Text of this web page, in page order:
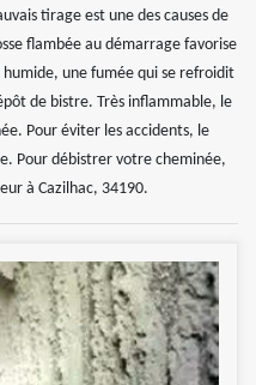
tirage est une des causes de
flambée au démarrage favorise
humide, une fumée qui se refroidit
de bistre. Très inflammable, le
Pour éviter les accidents, le
Pour débistrer votre cheminée,
à Cazilhac, 34190.